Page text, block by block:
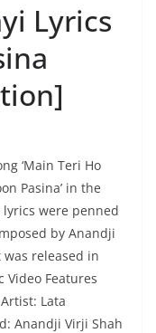
Lyrics
‘Main Teri Ho
Pasina’ in the
lyrics were penned
by Anandji
released in
Video Features
Lata
Anandji Virji Shah